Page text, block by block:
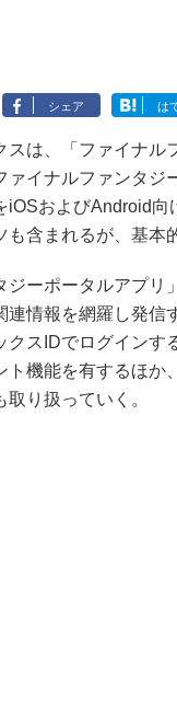
シェア は
は、「ファイナル
ァイナルファンタジ
iOSおよびAndroid
含まれるが、基本
ーポータルアプリ
連情報を網羅し発信
クスIDでログインす
ト機能を有するほか
り扱っていく。